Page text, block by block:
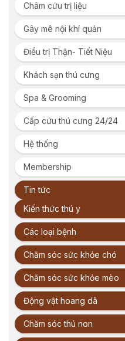
Châm cứu trị liệu
Gây mê nội khí quản
Điều trị Thận- Tiết Niệu
Khách sạn thú cưng
Spa & Grooming
Cấp cứu thú cưng 24/24
Hệ thống
Membership
Tin tức
Kiến thức thú y
Các loại bệnh
Chăm sóc sức khỏe chó
Chăm sóc sức khỏe mèo
Động vật hoang dã
Chăm sóc thú non